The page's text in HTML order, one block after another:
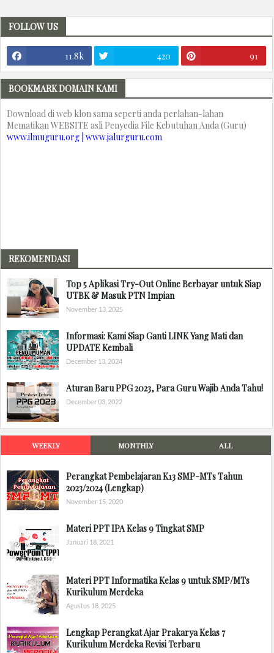
FOLLOW US
11.8k 420 91
BOOKMARK DOMAIN KAMI
Download di web klon sama seperti anda perlahan-lahan
Mematikan WEBSITE asli Penyedia File Kebutuhan Anda (Guru)
www.ilmuguru.org | www.jalurguru.com
REKOMENDASI
Top 5 Aplikasi Try-Out Online Berbayar untuk Siap
UTBK & Masuk PTN Impian
November 13, 2025
Informasi: Kami Siap Ganti LINK Yang Mati dan
UPDATE Kembali
December 13, 2024
Aturan Baru PPG 2023, Para Guru Wajib Anda Tahu!
December 03, 2022
WEEKLY MONTHLY ALL
Perangkat Pembelajaran K13 SMP-MTs Tahun
2023/2024 (Lengkap)
November 15, 2020
Materi PPT IPA Kelas 9 Tingkat SMP
Januari 18, 2021
Materi PPT Informatika Kelas 9 untuk SMP/MTs
Kurikulum Merdeka
Agustus 18, 2025
Lengkap Perangkat Ajar Prakarya Kelas 7
Kurikulum Merdeka Revisi Terbaru